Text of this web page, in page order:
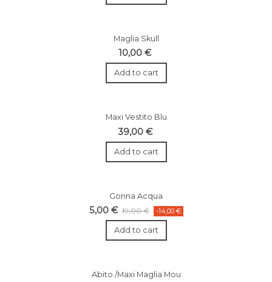
Maglia Skull
10,00 €
Add to cart
Maxi Vestito Blu
39,00 €
Add to cart
Gonna Acqua
5,00 € 19,00 € -14,00 €
Add to cart
Abito /Maxi Maglia Mou